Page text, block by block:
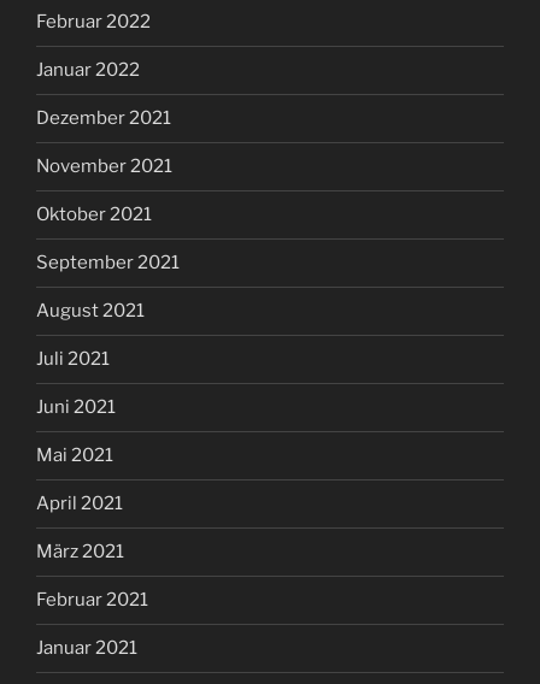
Februar 2022
Januar 2022
Dezember 2021
November 2021
Oktober 2021
September 2021
August 2021
Juli 2021
Juni 2021
Mai 2021
April 2021
März 2021
Februar 2021
Januar 2021